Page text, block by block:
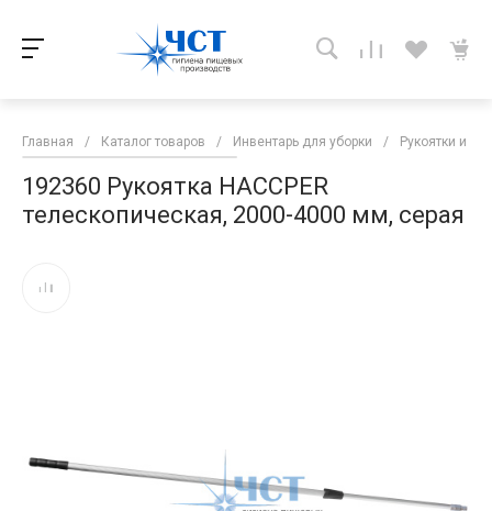
Главная / Каталог товаров / Инвентарь для уборки / Рукоятки и
192360 Рукоятка HACCPER
телескопическая, 2000-4000 мм, серая